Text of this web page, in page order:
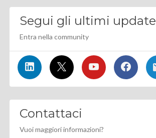
Segui gli ultimi update
Entra nella community
Contattaci
Vuoi maggiori informazioni?